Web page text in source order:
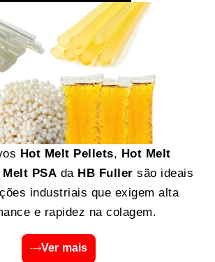
Hot Melt Pellets, Hot Melt
Melt PSA da HB Fuller são ideais
industriais que exigem alta
e rapidez na colagem.
Ver mais